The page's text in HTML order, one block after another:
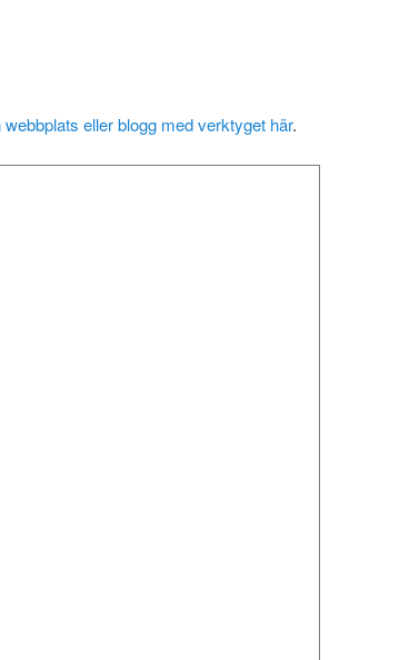
eller blogg medverktyget här.